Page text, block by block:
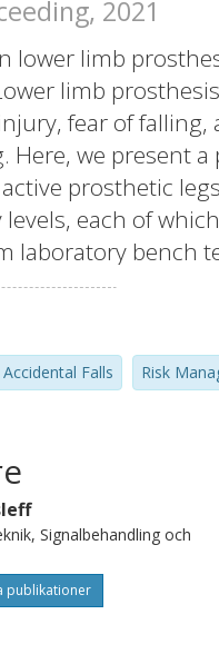
2021
lower limb
limb
fear of
Here, we present
prosthetic
levels, each of
laboratory bench
Accidental Falls Risk
Signalbehandling och
publikationer